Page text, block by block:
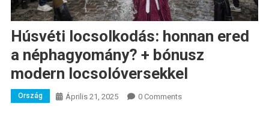
Húsvéti locsolkodás: honnan ered
a néphagyomány? + bónusz
modern locsolóversekkel
Ország Április 21, 2025 0 Comments